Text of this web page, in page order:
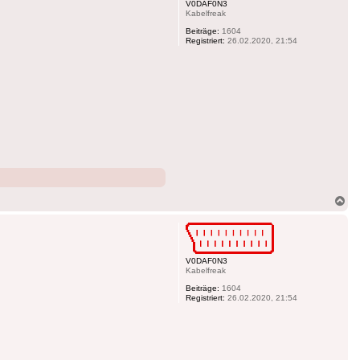
V0DAF0N3
Kabelfreak
Beiträge: 1604
Registriert: 26.02.2020, 21:54
V0DAF0N3
Kabelfreak
Beiträge: 1604
Registriert: 26.02.2020, 21:54